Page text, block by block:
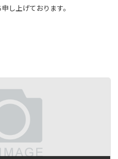
し上げております。